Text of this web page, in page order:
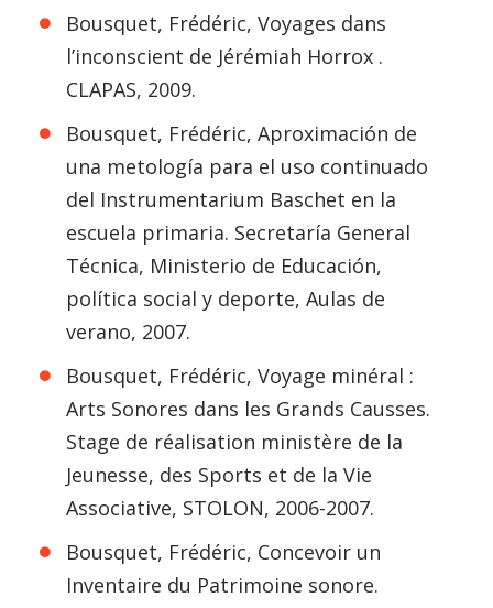
Bousquet, Frédéric, Voyages dans
l’inconscient de Jérémiah Horrox .
CLAPAS, 2009.
Bousquet, Frédéric, Aproximación de
una metología para el uso continuado
del Instrumentarium Baschet en la
escuela primaria. Secretaría General
Técnica, Ministerio de Educación,
política social y deporte, Aulas de
verano, 2007.
Bousquet, Frédéric, Voyage minéral :
Arts Sonores dans les Grands Causses.
Stage de réalisation ministère de la
Jeunesse, des Sports et de la Vie
Associative, STOLON, 2006-2007.
Bousquet, Frédéric, Concevoir un
Inventaire du Patrimoine sonore.